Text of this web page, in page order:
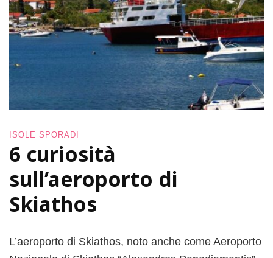
ISOLE SPORADI
6 curiosità
sull’aeroporto di
Skiathos
L’aeroporto di Skiathos, noto anche come Aeroporto